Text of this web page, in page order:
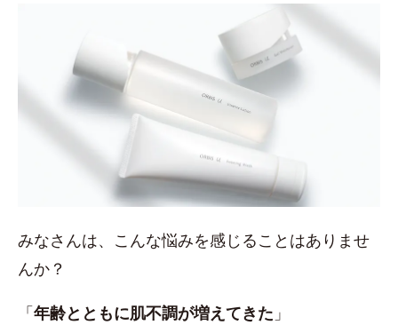
みなさんは、こんな悩みを感じることはありませ
んか？
「年齢とともに肌不調が増えてきた 」